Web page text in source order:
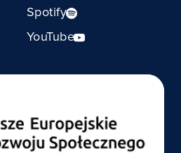
Spotify
YouTube